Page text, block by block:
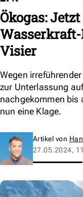
Ökogas:
Visier
Wegen
zur Unterlassung
nachgekommen bis
nun eine Klage.
Artikel von
27.05.2024,